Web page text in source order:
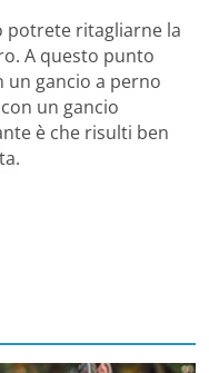
potrete ritagliarne la
A questo punto
un gancio a perno
un gancio
è che risulti ben